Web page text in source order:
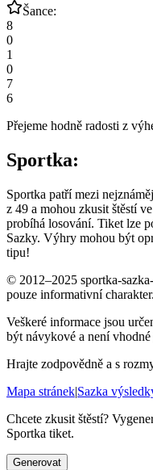
Šance:
8
0
1
0
7
6
Přejeme hodně radosti z
Sportka:
Sportka patří mezi
z 49 a mohou zkusit štěstí
probíhá losování. Tiket lze
Sazky. Výhry mohou být
tipu!
© 2012–2025 sportka-
pouze informativní charakter.
Veškeré informace jsou
být návykové a není
Hrajte zodpovědně a s
Mapa stránek|Sazka
Chcete zkusit štěstí?
Sportka tiket.
Generovat